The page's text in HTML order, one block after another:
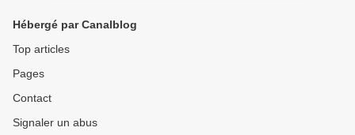
Hébergé par Canalblog
Top articles
Pages
Contact
Signaler un abus